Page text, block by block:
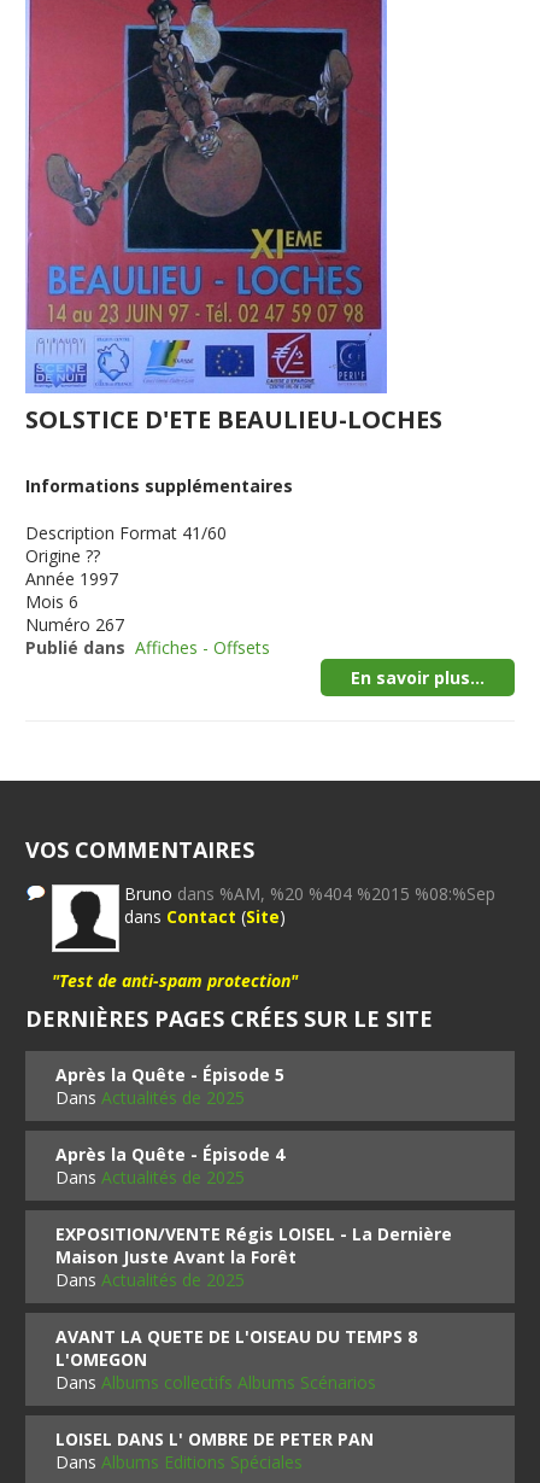
SOLSTICE D'ETE BEAULIEU-LOCHES
Informations supplémentaires
Description Format 41/60
Origine ??
Année 1997
Mois 6
Numéro 267
Publié dans Affiches - Offsets
En savoir plus...
VOS COMMENTAIRES
Bruno dans %AM, %20 %404 %2015 %08:%Sep
dans Contact (Site)
"Test de anti-spam protection"
DERNIÈRES PAGES CRÉES SUR LE SITE
Après la Quête - Épisode 5
DansActualités de 2025
Après la Quête - Épisode 4
DansActualités de 2025
EXPOSITION/VENTE Régis LOISEL - La Dernière
Maison Juste Avant la Forêt
DansActualités de 2025
AVANT LA QUETE DE L'OISEAU DU TEMPS 8
L'OMEGON
DansAlbums collectifs Albums Scénarios
LOISEL DANS L' OMBRE DE PETER PAN
DansAlbums Editions Spéciales